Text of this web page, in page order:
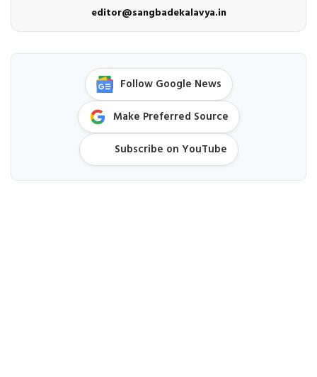
editor@sangbadekalavya.in
Follow Google News
Make Preferred Source
Subscribe on YouTube